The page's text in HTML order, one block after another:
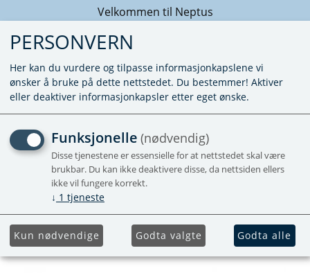
Velkommen til Neptus
GIVERSATS FOR 3010
PERSONVERN
Her kan du vurdere og tilpasse informasjonkapslene vi
ønsker å bruke på dette nettstedet. Du bestemmer! Aktiver
eller deaktiver informasjonkapsler etter eget ønske.
Funksjonelle (nødvendig)
Disse tjenestene er essensielle for at nettstedet skal være
brukbar. Du kan ikke deaktivere disse, da nettsiden ellers
ikke vil fungere korrekt.
↓ 1 tjeneste
Kun nødvendige Godta valgte Godta alle